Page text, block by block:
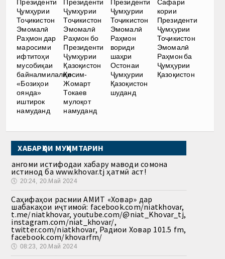
Президенти
Ҷумҳурии
Тоҷикистон
Эмомалӣ
Раҳмон дар
маросими
ифтитоҳи
мусобиқаи
байналмилалии
«Бозиҳои
оянда»
иштирок
намуданд
Президенти
Ҷумҳурии
Тоҷикистон
Эмомалӣ
Раҳмон бо
Президенти
Ҷумҳурии
Қазоқистон
Қосим-
Жомарт
Токаев
мулоқот
намуданд
Президенти
Ҷумҳурии
Тоҷикистон
Эмомалӣ
Раҳмон
вориди
шаҳри
Остонаи
Ҷумҳурии
Қазоқистон
шуданд
Сафари
кории
Президенти
Ҷумҳурии
Тоҷикистон
Эмомалӣ
Раҳмон ба
Ҷумҳурии
Қазоқистон
ХАБАРҲОИ МУҲИМТАРИН
Ҳангоми истифодаи хабару маводи сомона
истинод ба www.khovar.tj ҳатмӣ аст!
🕔 20:24, 20.Май 2024
Саҳифаҳои расмии АМИТ «Ховар» дар
шабакаҳои иҷтимоӣ: facebook.com/niatkhovar,
t.me/niatkhovar, youtube.com/@niat_Khovar_tj,
instagram.com/niat_khovar/,
twitter.com/niatkhovar, Радиои Ховар 101.5 fm,
facebook.com/khovarfm/
🕔 08:23, 20.Май 2024